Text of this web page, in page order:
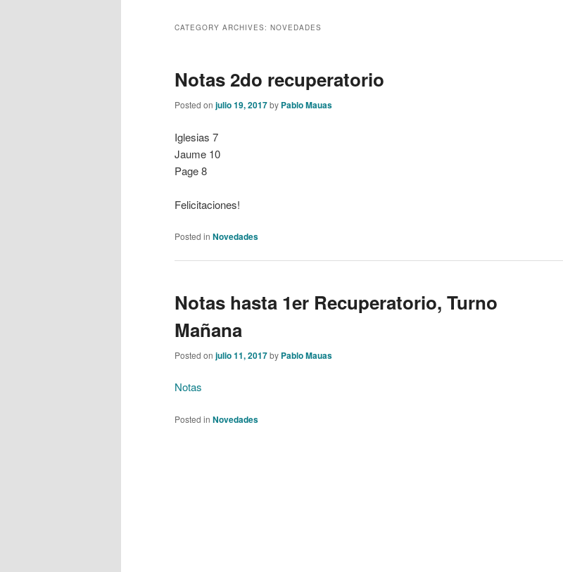
content
content
CATEGORY ARCHIVES: NOVEDADES
Notas 2do recuperatorio
Posted on julio 19, 2017by Pablo Mauas
Iglesias 7
Jaume 10
Page 8
Felicitaciones!
Posted in Novedades
Notas hasta 1er Recuperatorio, Turno
Mañana
Posted on julio 11, 2017by Pablo Mauas
Notas
Posted in Novedades